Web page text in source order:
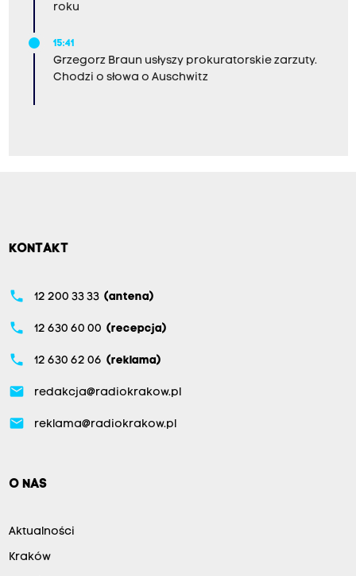
roku
15:41
Grzegorz Braun usłyszy prokuratorskie zarzuty.
Chodzi o słowa o Auschwitz
KONTAKT
phone 12 200 33 33 (antena)
phone 12 630 60 00 (recepcja)
phone 12 630 62 06 (reklama)
email redakcja@radiokrakow.pl
email reklama@radiokrakow.pl
O NAS
Aktualności
Kraków